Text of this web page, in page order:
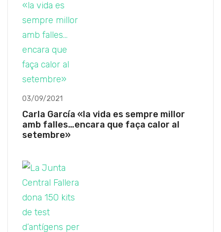
03/09/2021
Carla García «la vida es sempre millor
amb falles…encara que faça calor al
setembre»